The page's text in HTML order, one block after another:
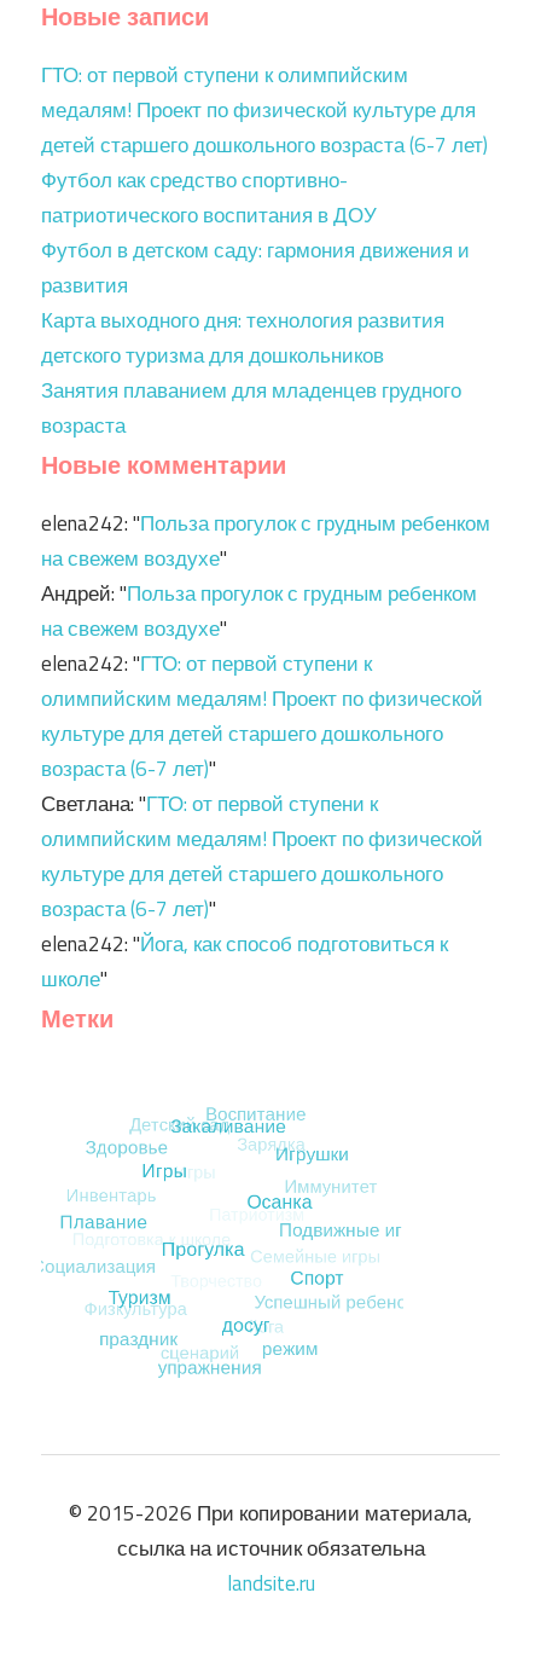
Новые записи
ГТО: от первой ступени к олимпийским
медалям! Проект по физической культуре для
детей старшего дошкольного возраста (6-7 лет)
Футбол как средство спортивно-
патриотического воспитания в ДОУ
Футбол в детском саду: гармония движения и
развития
Карта выходного дня: технология развития
детского туризма для дошкольников
Занятия плаванием для младенцев грудного
возраста
Новые комментарии
elena242: "Польза прогулок с грудным ребенком
на свежем воздухе"
Андрей: "Польза прогулок с грудным ребенком
на свежем воздухе"
elena242: "ГТО: от первой ступени к
олимпийским медалям! Проект по физической
культуре для детей старшего дошкольного
возраста (6-7 лет)"
Светлана: "ГТО: от первой ступени к
олимпийским медалям! Проект по физической
культуре для детей старшего дошкольного
возраста (6-7 лет)"
elena242: "Йога, как способ подготовиться к
школе"
Метки
© 2015-2026 При копировании материала,
ссылка на источник обязательна
landsite.ru